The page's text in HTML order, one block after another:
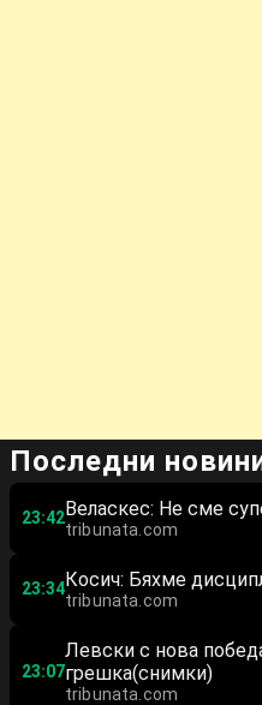
Последни
23:42Веласкес: Не сме
tribunata.com
23:34Косич: Бяхме
tribunata.com
23:07
Левски с нова
грешка(снимки)
tribunata.com